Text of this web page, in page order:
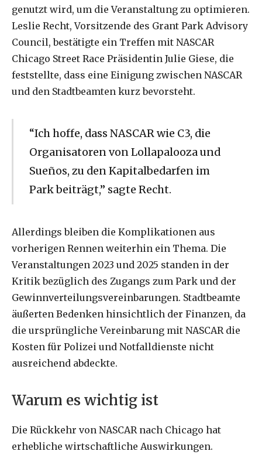
genutzt wird, um die Veranstaltung zu optimieren.
Leslie Recht, Vorsitzende des Grant Park Advisory
Council, bestätigte ein Treffen mit NASCAR
Chicago Street Race Präsidentin Julie Giese, die
feststellte, dass eine Einigung zwischen NASCAR
und den Stadtbeamten kurz bevorsteht.
“Ich hoffe, dass NASCAR wie C3, die
Organisatoren von Lollapalooza und
Sueños, zu den Kapitalbedarfen im
Park beiträgt,” sagte Recht.
Allerdings bleiben die Komplikationen aus
vorherigen Rennen weiterhin ein Thema. Die
Veranstaltungen 2023 und 2025 standen in der
Kritik bezüglich des Zugangs zum Park und der
Gewinnverteilungsvereinbarungen. Stadtbeamte
äußerten Bedenken hinsichtlich der Finanzen, da
die ursprüngliche Vereinbarung mit NASCAR die
Kosten für Polizei und Notfalldienste nicht
ausreichend abdeckte.
Warum es wichtig ist
Die Rückkehr von NASCAR nach Chicago hat
erhebliche wirtschaftliche Auswirkungen.